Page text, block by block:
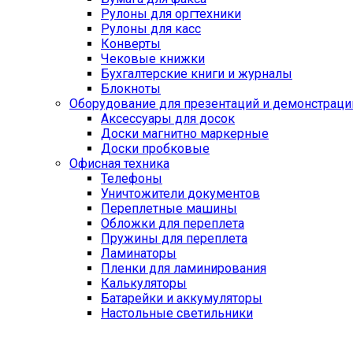
Рулоны для оргтехники
Рулоны для касс
Конверты
Чековые книжки
Бухгалтерские книги и журналы
Блокноты
Оборудование для презентаций и
Аксессуары для досок
Доски магнитно маркерные
Доски пробковые
Офисная техника
Телефоны
Уничтожители документов
Переплетные машины
Обложки для переплета
Пружины для переплета
Ламинаторы
Пленки для ламинирования
Калькуляторы
Батарейки и аккумуляторы
Настольные светильники